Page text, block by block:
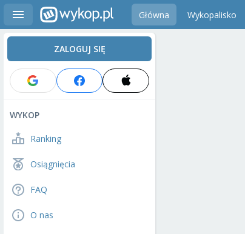
Główna Wykopalisko
ZALOGUJ SIĘ
WYKOP
Ranking
Osiągnięcia
FAQ
O nas